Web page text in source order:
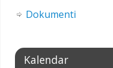
Dokumenti
Kalendar